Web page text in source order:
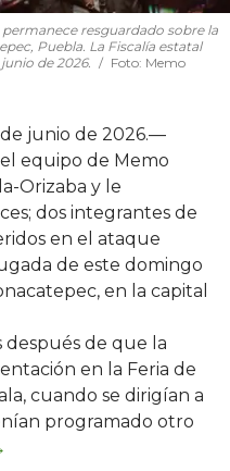
resguardado sobre la
Puebla. La Fiscalía estatal
de 2026.
Foto: Memo
junio de 2026.—
equipo de Memo
Orizaba y le
dos integrantes de
en el ataque
de este domingo
en la capital
después de que la
en la Feria de
cuando se dirigían a
programado otro